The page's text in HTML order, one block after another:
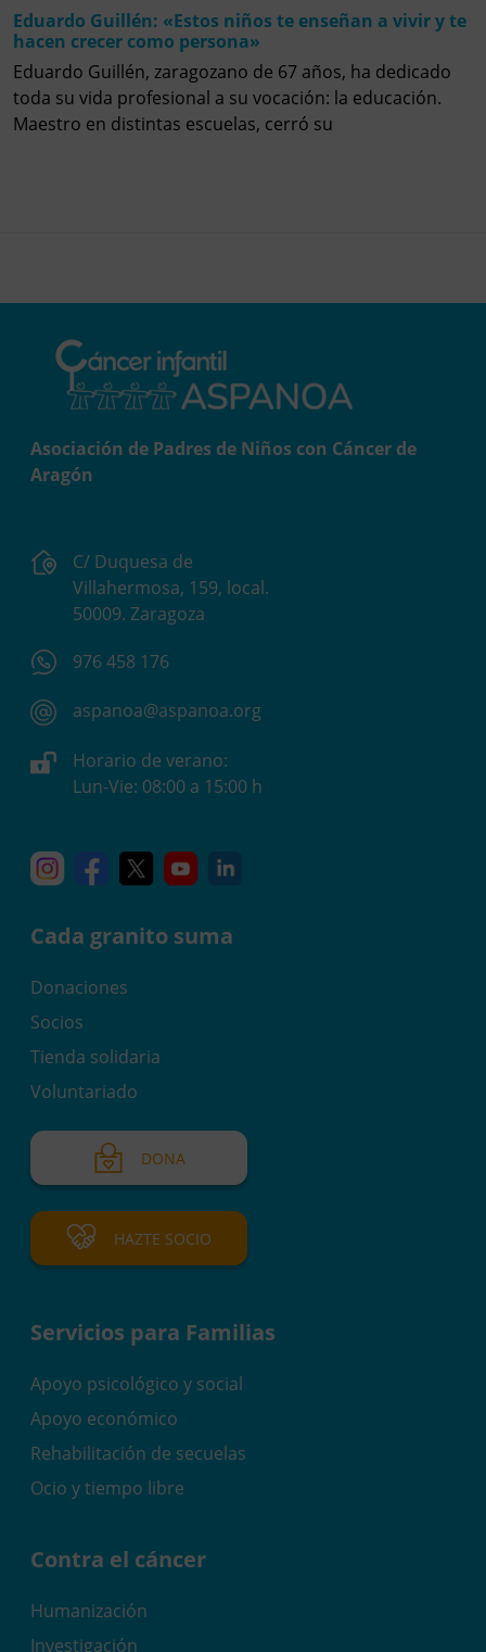
Eduardo Guillén: «Estos niños te enseñan a vivir y te
hacen crecer como persona»
Eduardo Guillén, zaragozano de 67 años, ha dedicado
toda su vida profesional a su vocación: la educación.
Maestro en distintas escuelas, cerró su
Asociación de Padres de Niños con Cáncer de
Aragón
C/ Duquesa de
Villahermosa, 159, local.
50009. Zaragoza
976 458 176
aspanoa@aspanoa.org
Horario de verano:
Lun-Vie: 08:00 a 15:00 h
InstagramFacebook
X YouTube
Cada granito suma
Donaciones
Socios
Tienda solidaria
Voluntariado
DONA
HAZTE SOCIO
Servicios para Familias
Apoyo psicológico y social
Apoyo económico
Rehabilitación de secuelas
Ocio y tiempo libre
Contra el cáncer
Humanización
Investigación